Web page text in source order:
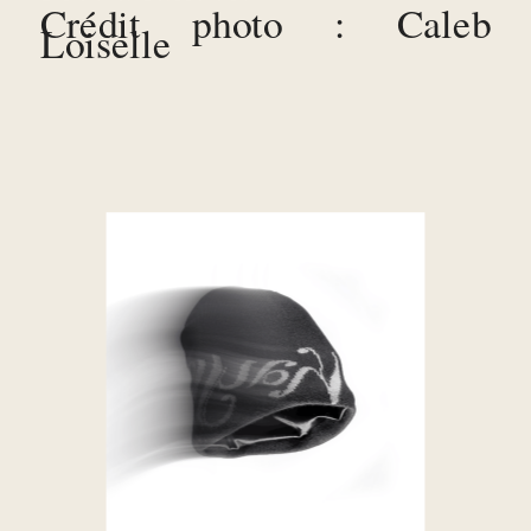
Crédit photo : Caleb
Loiselle